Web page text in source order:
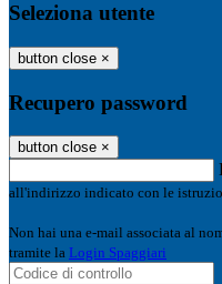
Seleziona utente
button close ×
Recupero password
button close ×
all'indirizzo indicato con le
Non hai una e-mail associata al
tramite la Login Spaggiari